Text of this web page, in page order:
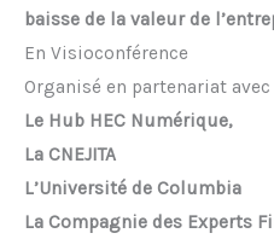
baisse de la valeur de
En Visioconférence
Organisé en partenariat avec
Le Hub HEC Numérique,
La CNEJITA
L’Université de Columbia
La Compagnie des Experts